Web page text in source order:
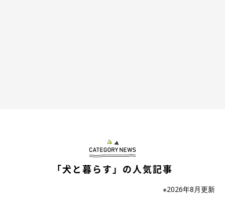
犬側の窓にはサンシェイドを
直射日光がクレートに当たると内部の温度はより上昇すること
「犬と暮らす」の人気記事
※2026年8月更新